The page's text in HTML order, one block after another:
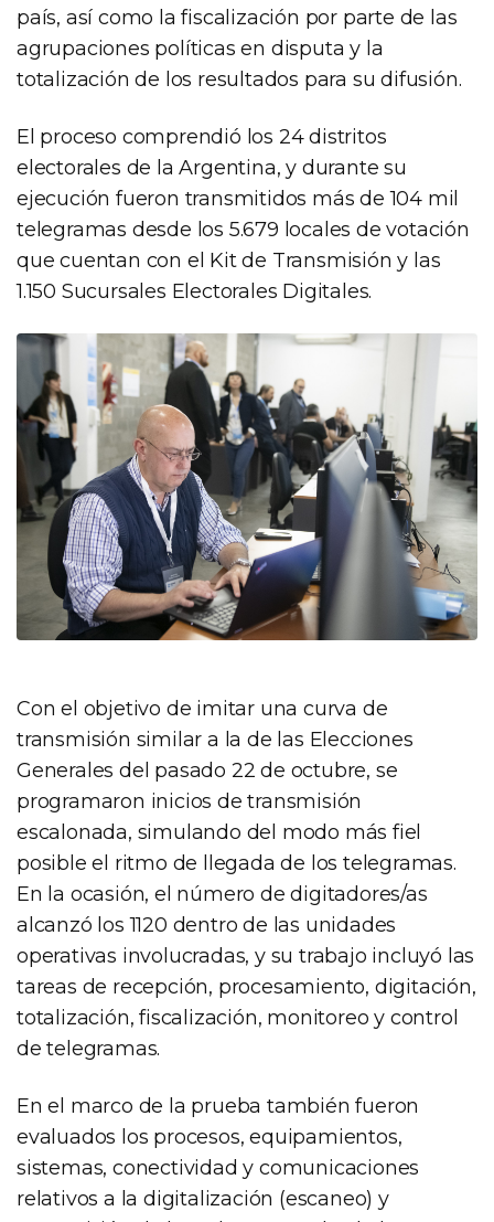
país, así como la fiscalización por parte de las
agrupaciones políticas en disputa y la
totalización de los resultados para su difusión.
El proceso comprendió los 24 distritos
electorales de la Argentina, y durante su
ejecución fueron transmitidos más de 104 mil
telegramas desde los 5.679 locales de votación
que cuentan con el Kit de Transmisión y las
1.150 Sucursales Electorales Digitales.
Con el objetivo de imitar una curva de
transmisión similar a la de las Elecciones
Generales del pasado 22 de octubre, se
programaron inicios de transmisión
escalonada, simulando del modo más fiel
posible el ritmo de llegada de los telegramas.
En la ocasión, el número de digitadores/as
alcanzó los 1120 dentro de las unidades
operativas involucradas, y su trabajo incluyó las
tareas de recepción, procesamiento, digitación,
totalización, fiscalización, monitoreo y control
de telegramas.
En el marco de la prueba también fueron
evaluados los procesos, equipamientos,
sistemas, conectividad y comunicaciones
relativos a la digitalización (escaneo) y